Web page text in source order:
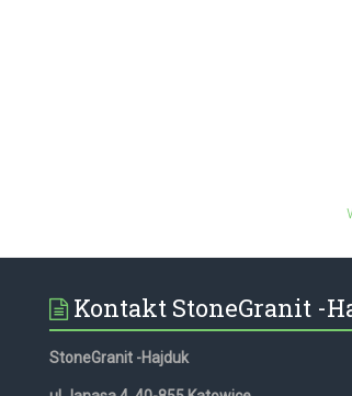
Kontakt StoneGranit -
StoneGranit -Hajduk